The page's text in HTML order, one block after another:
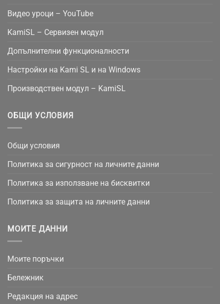
Видео уроци – YouTube
KamiSL – Сервизен модул
Допълнителни функционалности
Настройки на Kami SL и на Windows
Производствен модул – KamiSL
ОБЩИ УСЛОВИЯ
Общи условия
Политика за сигурност на личните данни
Политика за използване на бисквитки
Политика за защита на личните данни
МОИТЕ ДАННИ
Моите поръчки
Бележник
Редакция на адрес